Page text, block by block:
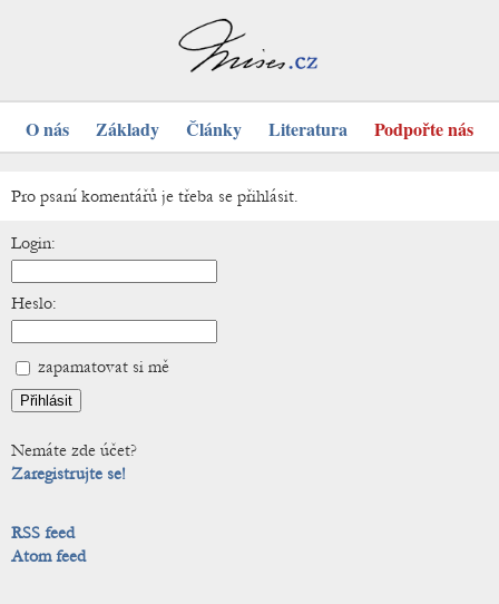
O nás Základy Články Literatura Podpořte nás
Pro psaní komentářů je třeba se přihlásit.
Login:
Heslo:
zapamatovat si mě
Nemáte zde účet?
Zaregistrujte se!
RSS feed
Atom feed